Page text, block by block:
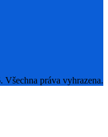
práva vyhrazena.